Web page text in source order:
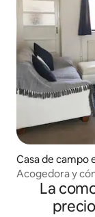
Casa de campo
Acogedora y
La